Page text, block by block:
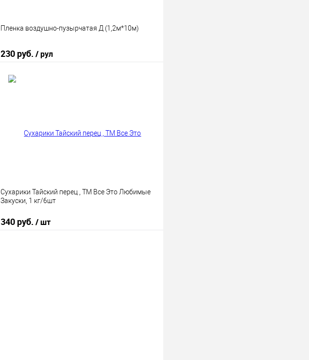
Пленка воздушно-пузырчатая Д (1,2м*10м)
230 руб. / рул
Сухарики Тайский перец , ТМ Все Это Любимые
Закуски, 1 кг/6шт
340 руб. / шт